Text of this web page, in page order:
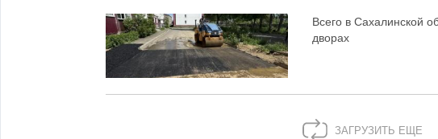
Всего в Сахалинской
дворах
ЗАГРУЗИТЬ ЕЩЕ